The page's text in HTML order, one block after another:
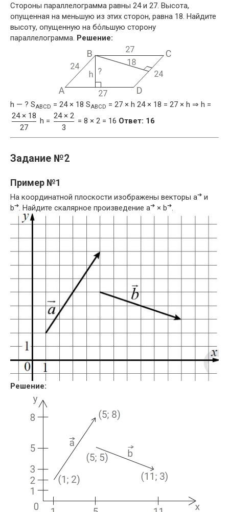
Стороны параллелограмма равны 24 и 27. Высота,
опущенная на меньшую из этих сторон, равна 18. Найдите
высоту, опущенную на бо́льшую сторону
параллелограмма. Решение:
h — ? SABCD = 24 × 18 SABCD = 27 × h 24 × 18 = 27 × h ⇒ h =
24 × 18
27
h =
24 × 2
3
= 8 × 2 = 16 Ответ: 16
Задание №2
Пример №1
На координатной плоскости изображены векторы a➔ и
b➔. Найдите скалярное произведение a➔ × b➔.
Решение: